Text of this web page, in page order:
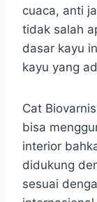
cuaca, anti
tidak salah
dasar kayu
kayu yang
Cat
bisa
interior
didukung
sesuai